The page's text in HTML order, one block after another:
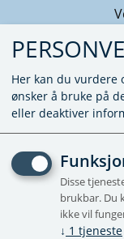
SR
T1090/
Her kan du vurdere
ønsker å bruke på
eller deaktiver
Disse
brukbar. Du
ikke vil
↓ 1 tjeneste